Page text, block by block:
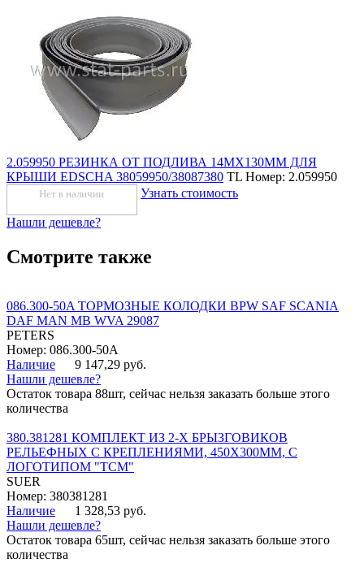
2.059950 РЕЗИНКА ОТ ПОДЛИВА 14МХ130ММ ДЛЯ
КРЫШИ EDSCHA 38059950/38087380 TL Номер: 2.059950
Нет в наличии Узнать стоимость
Нашли дешевле?
Смотрите также
086.300-50A ТОРМОЗНЫЕ КОЛОДКИ BPW SAF SCANIA
DAF MAN MB WVA 29087
PETERS
Номер: 086.300-50A
Наличие
9 147,29 руб.
Нашли дешевле?
Остаток товара 88шт, сейчас нельзя заказать больше этого
количества
380.381281 КОМПЛЕКТ ИЗ 2-Х БРЫЗГОВИКОВ
РЕЛЬЕФНЫХ С КРЕПЛЕНИЯМИ, 450Х300ММ, С
ЛОГОТИПОМ "ТСМ"
SUER
Номер: 380381281
Наличие
1 328,53 руб.
Нашли дешевле?
Остаток товара 65шт, сейчас нельзя заказать больше этого
количества